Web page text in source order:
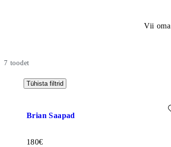
Vii oma
7 toodet
Tühista filtrid
Brian Saapad
Hind:
180€
Lisa lemmikuks: BRIAN SAAPAD (Must,